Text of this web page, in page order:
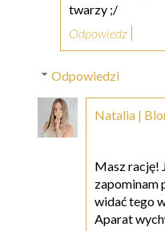
twarzy ;/
Odpowiedz
Odpowiedzi
Natalia |
Masz rację!
zapominam
widać tego
Aparat